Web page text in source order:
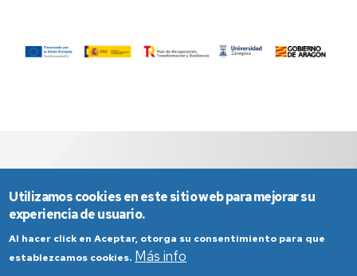
Utilizamos cookies en este sitio web para mejorar su
experiencia de usuario.
Al hacer click en Aceptar, otorga su consentimiento para que
establezcamos cookies. Más info